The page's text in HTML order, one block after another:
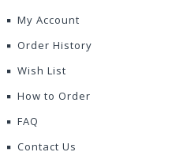
My Account
Order History
Wish List
How to Order
FAQ
Contact Us